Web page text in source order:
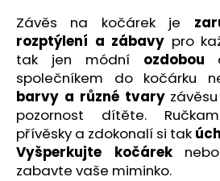
Závěs na kočárek je
rozptýlení a zábavy pro
tak jen módní ozdobou
společníkem do kočárku
barvy a různé tvary
pozornost dítěte.
přívěsky a zdokonalí si tak
Vyšperkujte kočáreknebo
zabavte vaše miminko.
HLEDAT
D
o
p
o
r